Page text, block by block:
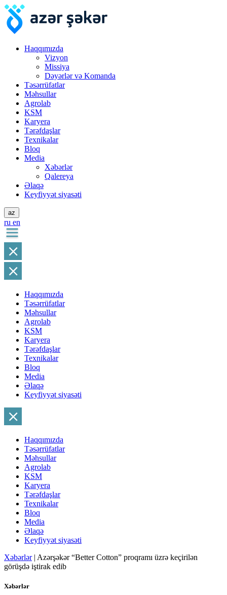
Haqqımızda
Vizyon
Missiya
Dəyərlər və Komanda
Təsərrüfatlar
Məhsullar
Agrolab
KSM
Karyera
Tərəfdaşlar
Texnikalar
Bloq
Media
Xəbərlər
Qalereya
Əlaqə
Keyfiyyət siyasəti
az
ru en
Haqqımızda
Təsərrüfatlar
Məhsullar
Agrolab
KSM
Karyera
Tərəfdaşlar
Texnikalar
Bloq
Media
Əlaqə
Keyfiyyət siyasəti
Haqqımızda
Təsərrüfatlar
Məhsullar
Agrolab
KSM
Karyera
Tərəfdaşlar
Texnikalar
Bloq
Media
Əlaqə
Keyfiyyət siyasəti
Xəbərlər | Azərşəkər “Better Cotton” proqramı üzrə keçirilən
görüşdə iştirak edib
Xəbərlər